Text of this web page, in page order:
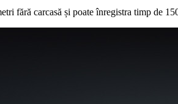
fără carcasă și poate înregistra timp de